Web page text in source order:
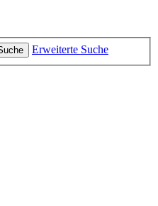
Erweiterte Suche